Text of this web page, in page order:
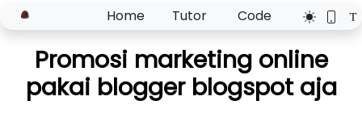
Home Tutor Code
Promosi marketing online
pakai blogger blogspot aja